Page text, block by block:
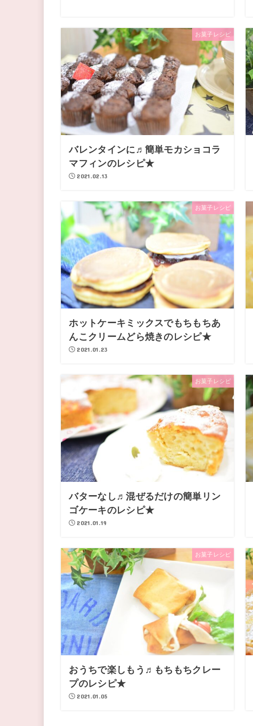
お菓子レシピ
バレンタインに♬簡単モカショコラ
マフィンのレシピ★
2021.02.13
お菓子レシピ
ホットケーキミックスでもちもちあ
んこクリームどら焼きのレシピ★
2021.01.23
お菓子レシピ
バターなし♬混ぜるだけの簡単リン
ゴケーキのレシピ★
2021.01.19
お菓子レシピ
おうちで楽しもう♬もちもちクレー
プのレシピ★
2021.01.05